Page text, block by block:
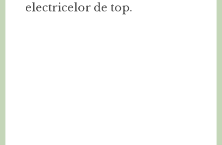
electricelor de top.